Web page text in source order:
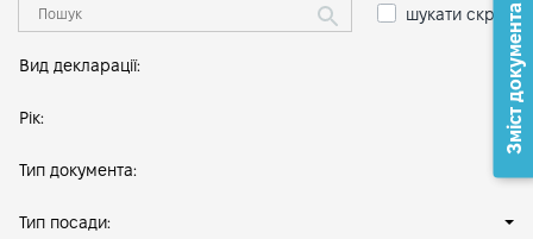
шукати скрізь
Вид декларації:
Рік:
Тип документа:
Тип посади:
Зміст документа